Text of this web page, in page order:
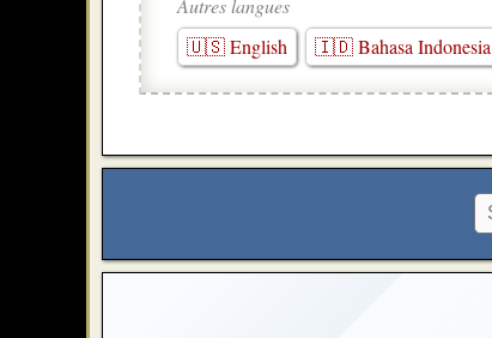
Autres langues
🇺🇸 English
🇮🇩 Bahasa Indonesia